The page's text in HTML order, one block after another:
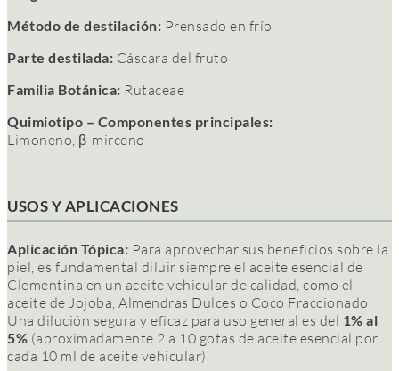
Método de destilación: Prensado en frío
Parte destilada: Cáscara del fruto
Familia Botánica: Rutaceae
Quimiotipo – Componentes principales:
Limoneno, β-mirceno
USOS Y APLICACIONES
Aplicación Tópica: Para aprovechar sus beneficios sobre la
piel, es fundamental diluir siempre el aceite esencial de
Clementina en un aceite vehicular de calidad, como el
aceite de Jojoba, Almendras Dulces o Coco Fraccionado.
Una dilución segura y eficaz para uso general es del 1% al
5% (aproximadamente 2 a 10 gotas de aceite esencial por
cada 10 ml de aceite vehicular).